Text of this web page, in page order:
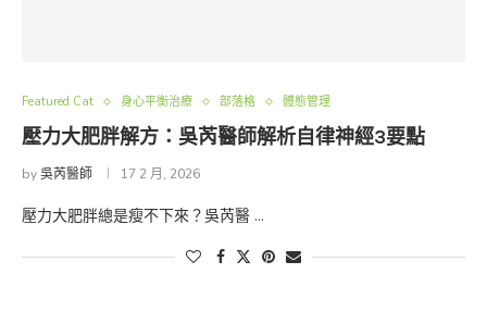
Featured Cat 身心平衡治療 部落格 體態管理
壓力大肥胖解方：吳芮醫師解析自律神經3要點
by吳芮醫師 17 2 月, 2026
壓力大肥胖總是瘦不下來？吳芮醫 …